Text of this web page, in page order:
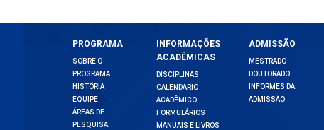
PROGRAMA
SOBRE O
PROGRAMA
HISTÓRIA
EQUIPE
ÁREAS DE
PESQUISA
INFORMAÇÕES
ACADÊMICAS
DISCIPLINAS
CALENDÁRIO
ACADÊMICO
FORMULÁRIOS
MANUAIS E LIVROS
ADMISSÃO
MESTRADO
DOUTORADO
INFORMES DA
ADMISSÃO